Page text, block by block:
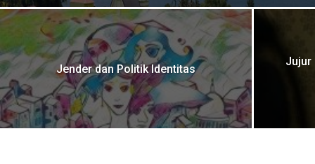
Jender dan Politik Identitas
Jujur